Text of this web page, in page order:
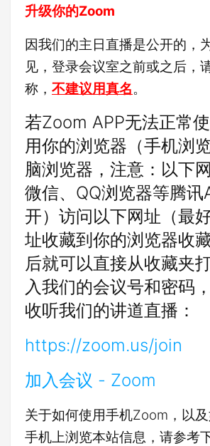
升级你的Zoom
因我们的主日直播是公开的，
见，登录会议室之前或之后，
称， 不建议用真名。
若Zoom APP无法正常
用你的浏览器（手机浏
脑浏览器，注意：以下
微信、QQ浏览器等腾讯
开）访问以下网址（最
址收藏到你的浏览器收
后就可以直接从收藏夹
入我们的会议号和密码
收听我们的讲道直播：
https://zoom.us/join
加入会议 - Zoom
关于如何使用手机Zoom，以
手机上浏览本站信息，请参考